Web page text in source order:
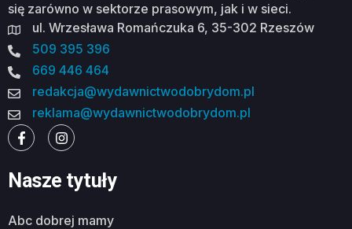
się zarówno w sektorze prasowym, jak i w sieci.
ul. Wrzesława Romańczuka 6, 35-302 Rzeszów
509 395 396
669 446 464
redakcja@wydawnictwodobrydom.pl
reklama@wydawnictwodobrydom.pl
Nasze tytuły
abc dobrej mamy